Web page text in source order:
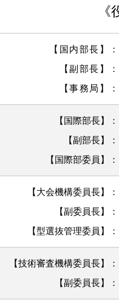
【国内部長】
【副部長】
【事務局】
【国際部長】
【副部長】
【国際部委員】
【大会機構委員長】
【副委員長】
​【型選抜管理委員】
【技術審査機構委員長】
​【副委員長】